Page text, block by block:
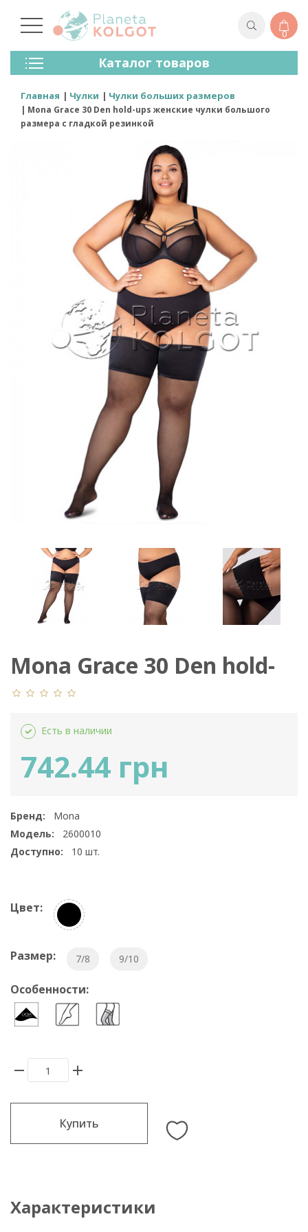
0
Каталог товаров
Колготки
Чулки
Лосины (леггинсы)
Носки И Гольфы
Главная Чулки Чулки больших размеров
Mona Grace 30 Den hold-ups женские чулки большого
размера с гладкой резинкой
Mona Grace 30 Den hold-
ups
Есть в наличии
742.44 грн
Бренд:
Mona
Модель:
2600010
Доступно:
10 шт.
Цвет:
Размер: 7/8 9/10
Особенности:
Купить
Характеристики